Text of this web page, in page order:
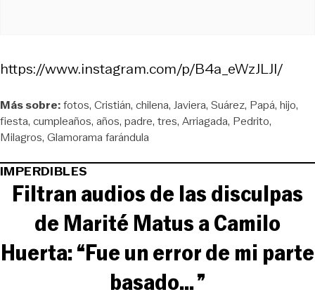
https://www.instagram.com/p/B4a_eWzJLJI/
Más sobre:fotos Cristián chilena Javiera Suárez Papá hijo
fiesta cumpleaños años padre tres Arriagada Pedrito
Milagros Glamorama farándula
IMPERDIBLES
Filtran audios de las disculpas
de Marité Matus a Camilo
Huerta: “Fue un error de mi parte
basado... ”